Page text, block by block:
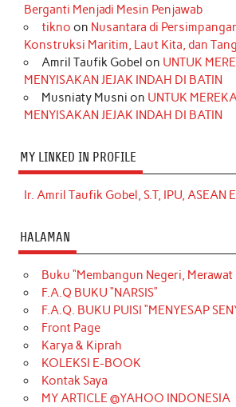
Berganti Menjadi Mesin Penjawab
tikno on Nusantara di
Konstruksi Maritim, Laut Kita, dan
Amril Taufik Gobel on UNTUK
MENYISAKAN JEJAK INDAH DI BATIN
Musniaty Musni on UNTUK
MENYISAKAN JEJAK INDAH DI BATIN
MY LINKED IN PROFILE
Ir. Amril Taufik Gobel, S.T, IPU, ASEAN
HALAMAN
Buku “Membangun Negeri, Merawat
F.A.Q BUKU “NARSIS”
F.A.Q. BUKU PUISI “MENYESAP
Front Page
Karya & Kiprah
KOLEKSI E-BOOK
Kontak Saya
MY ARTICLE @YAHOO INDONESIA